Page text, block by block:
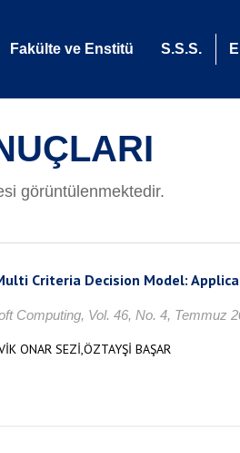
Fakülte ve Enstitü S.S.S.
görüntülenmektedir.
Criteria Decision Model:
Computing, Vol. 46, No. 4, Temmuz
ONAR SEZİ,ÖZTAYŞİ BAŞAR